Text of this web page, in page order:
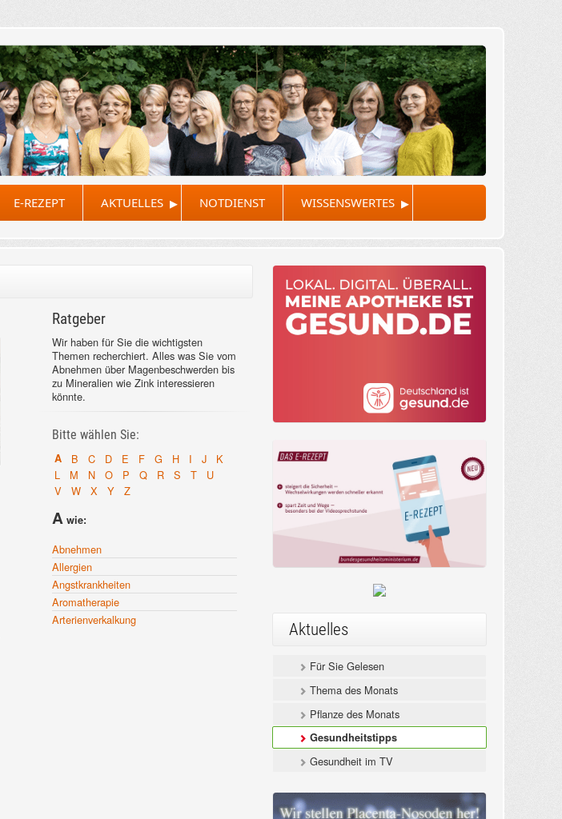
E-REZEPT AKTUELLES ▸ NOTDIENST WISSENSWERTES ▸
Ratgeber
Wir haben für Sie die wichtigsten
Themen recherchiert. Alles was Sie vom
Abnehmen über Magenbeschwerden bis
zu Mineralien wie Zink interessieren
könnte.
Bitte wählen Sie:
A B C D E F G H I J
K
L
M N O P Q R S T
U
V
W X Y Z
A wie:
Abnehmen
Allergien
Angstkrankheiten
Aromatherapie
Arterienverkalkung
Aktuelles
Für Sie Gelesen
Thema des Monats
Pflanze des Monats
Gesundheitstipps
Gesundheit im TV